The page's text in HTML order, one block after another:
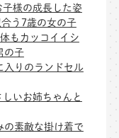
様の成長した姿
う7歳の女の子
もカッコイイシ
の子
入りのランドセル
いお姉ちゃんと
の素敵な掛け着で